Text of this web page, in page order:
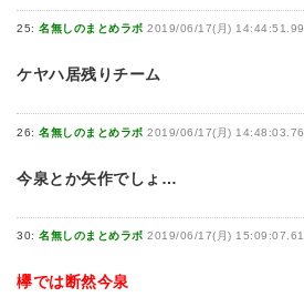
25: 名無しのまとめラボ 2019/06/17(月) 14:44:51.99
ケヤハ居残りチーム
26: 名無しのまとめラボ 2019/06/17(月) 14:48:03.76
今泉とか矢作でしょ…
30: 名無しのまとめラボ 2019/06/17(月) 15:09:07.61
欅では断然今泉